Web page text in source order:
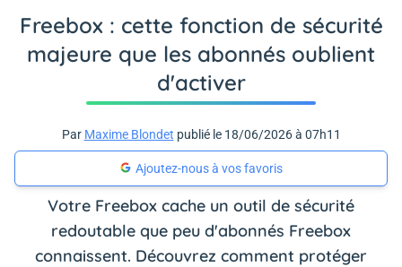
Freebox : cette fonction de sécurité
majeure que les abonnés oublient
d'activer
Par Maxime Blondet publié le 18/06/2026 à 07h11
Ajoutez-nous à vos favoris
Votre Freebox cache un outil de sécurité
redoutable que peu d'abonnés Freebox
connaissent. Découvrez comment protéger